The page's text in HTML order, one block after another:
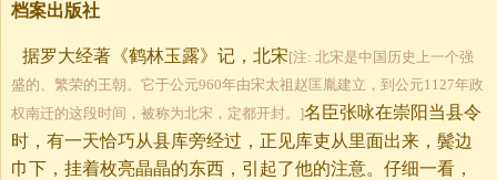
档案出版社
据罗大经著《鹤林玉露》记，北宋[注: 北宋是中国历史上一个强
盛的、繁荣的王朝。它于公元960年由宋太祖赵匡胤建立，到公元1127年政
权南迁的这段时间，被称为北宋，定都开封。]名臣张咏在崇阳当县令
时，有一天恰巧从县库旁经过，正见库吏从里面出来，鬓边
巾下，挂着枚亮晶晶的东西，引起了他的注意。仔细一看，